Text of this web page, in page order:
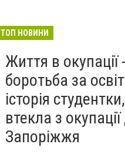
ТОП НОВИНИ
Життя в окупації
боротьба за
історія
втекла з
Запоріжжя